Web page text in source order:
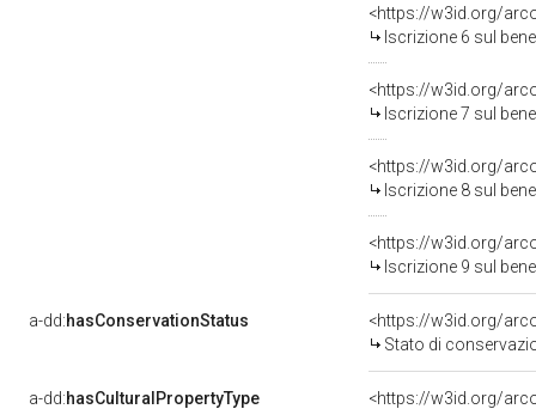
<https://w3id.org/
Iscrizione 6 sul
<https://w3id.org/
Iscrizione 7 sul
<https://w3id.org/
Iscrizione 8 sul
<https://w3id.org/
Iscrizione 9 sul
a-dd:hasConservationStatus
<https://w3id.org/
Stato di
a-dd:hasCulturalPropertyType
<https://w3id.org/